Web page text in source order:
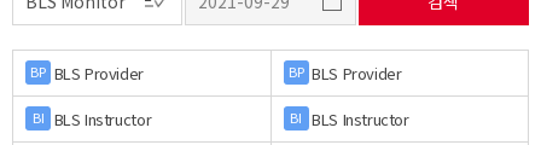
BP BLS Provider BP BLS Provider
BI BLS Instructor BI BLS Instructor